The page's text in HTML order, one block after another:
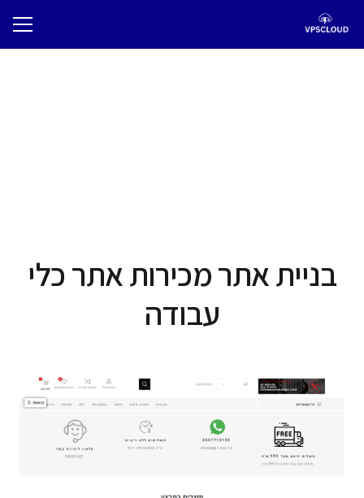
בניית אתר מכירות אתר כלי
עבודה